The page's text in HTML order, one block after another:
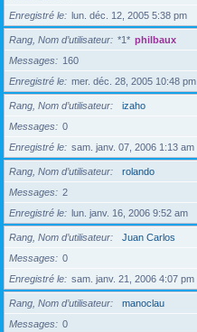
Enregistré le
lun. déc. 12, 2005 5:38 pm
Rang, Nom d’utilisateur *1* philbaux
Messages
160
Enregistré le
mer. déc. 28, 2005 10:48 pm
Rang, Nom d’utilisateur
izaho
Messages
0
Enregistré le
sam. janv. 07, 2006 1:13 am
Rang, Nom d’utilisateur
rolando
Messages
2
Enregistré le
lun. janv. 16, 2006 9:52 am
Rang, Nom d’utilisateur
Juan Carlos
Messages
0
Enregistré le
sam. janv. 21, 2006 4:07 pm
Rang, Nom d’utilisateur
manoclau
Messages
0